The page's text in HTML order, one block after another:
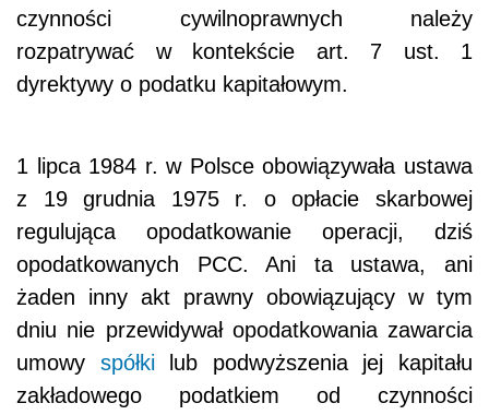
czynności cywilnoprawnych należy
rozpatrywać w kontekście art. 7 ust. 1
dyrektywy o podatku kapitałowym.
1 lipca 1984 r. w Polsce obowiązywała ustawa
z 19 grudnia 1975 r. o opłacie skarbowej
regulująca opodatkowanie operacji, dziś
opodatkowanych PCC. Ani ta ustawa, ani
żaden inny akt prawny obowiązujący w tym
dniu nie przewidywał opodatkowania zawarcia
umowy spółkilub podwyższenia jej kapitału
zakładowego podatkiem od czynności